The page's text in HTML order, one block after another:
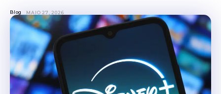
Blog MAIO 27, 2026